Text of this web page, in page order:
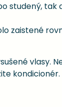
studený, tak
zaistené
vlasy.
kondicionér.